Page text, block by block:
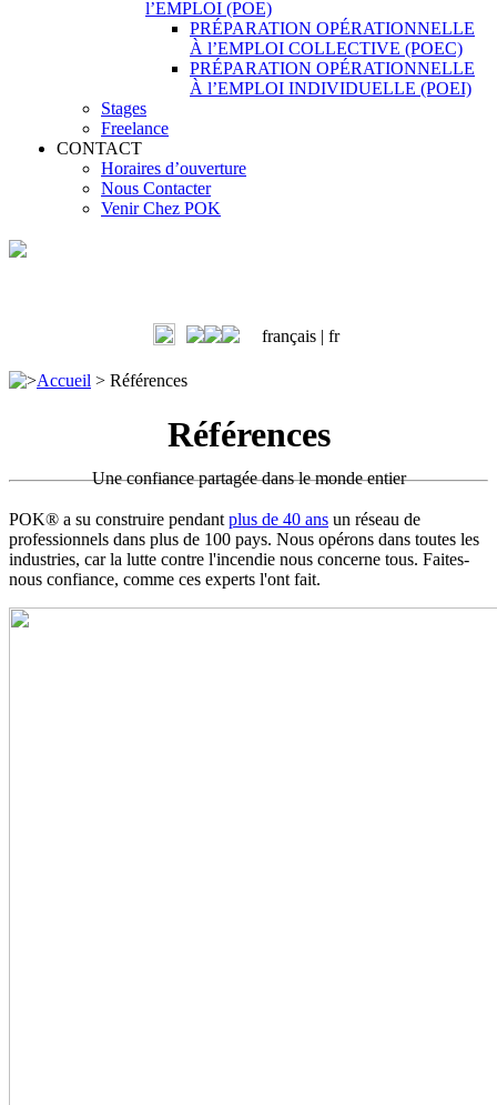
l’EMPLOI (POE)
PRÉPARATION OPÉRATIONNELLE
À l’EMPLOI COLLECTIVE (POEC)
PRÉPARATION OPÉRATIONNELLE
À l’EMPLOI INDIVIDUELLE (POEI)
Stages
Freelance
CONTACT
Horaires d’ouverture
Nous Contacter
Venir Chez POK
français | fr
>Accueil > Références
Références
Une confiance partagée dans le monde entier
POK® a su construire pendant plus de 40 ans un réseau de
professionnels dans plus de 100 pays. Nous opérons dans toutes les
industries, car la lutte contre l'incendie nous concerne tous. Faites-
nous confiance, comme ces experts l'ont fait.